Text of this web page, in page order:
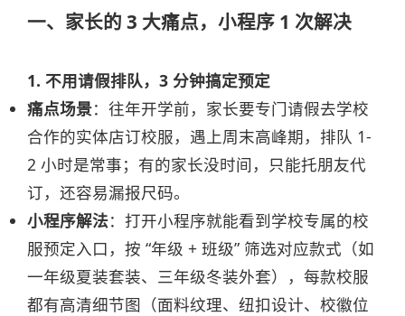
一、家长的 3 大痛点，小程序 1 次解决
1. 不用请假排队，3 分钟搞定预定
痛点场景：往年开学前，家长要专门请假去学校
合作的实体店订校服，遇上周末高峰期，排队 1-
2 小时是常事；有的家长没时间，只能托朋友代
订，还容易漏报尺码。
小程序解法：打开小程序就能看到学校专属的校
服预定入口，按 “年级 + 班级” 筛选对应款式（如
一年级夏装套装、三年级冬装外套），每款校服
都有高清细节图（面料纹理、纽扣设计、校徽位